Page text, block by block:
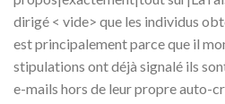
dirigé < vide> que les individus
est principalement parce que il
stipulations ont déjà signalé ils
e-mails hors de leur propre auto-